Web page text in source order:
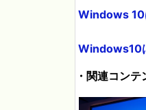
Windows 10
Windows10
・関連コンテ